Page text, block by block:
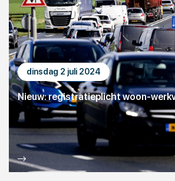
dinsdag 2 juli 2024
Nieuw: registratieplicht woon-